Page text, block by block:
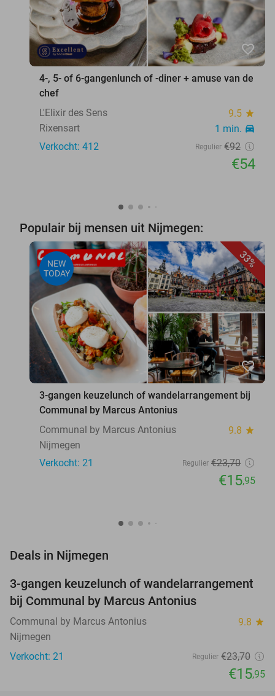
favorite_border
4-, 5- of 6-gangenlunch of -diner + amuse van de
chef
L'Elixir des Sens
9.5 star
Rixensart 1 min. directions_car
Verkocht: 412 Regulier €92
€54
Populair bij mensen uit Nijmegen:
33%
NEW
TODAY
favorite_border
3-gangen keuzelunch of wandelarrangement bij
Communal by Marcus Antonius
Communal by Marcus Antonius
9.8 star
Nijmegen
Verkocht: 21
Regulier €23,70
€15,95
Deals in Nijmegen
33%
NEW
TODAY
3-gangen keuzelunch of wandelarrangement
bij Communal by Marcus Antonius
Communal by Marcus Antonius 9.8 star
Nijmegen
Verkocht: 21
Regulier €23,70
€15,95